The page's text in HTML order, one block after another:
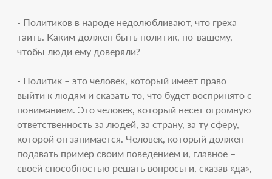
- Политиков в народе недолюбливают, что греха
таить. Каким должен быть политик, по-вашему,
чтобы люди ему доверяли?
- Политик – это человек, который имеет право
выйти к людям и сказать то, что будет воспринято с
пониманием. Это человек, который несет огромную
ответственность за людей, за страну, за ту сферу,
которой он занимается. Человек, который должен
подавать пример своим поведением и, главное –
своей способностью решать вопросы и, сказав «да»,